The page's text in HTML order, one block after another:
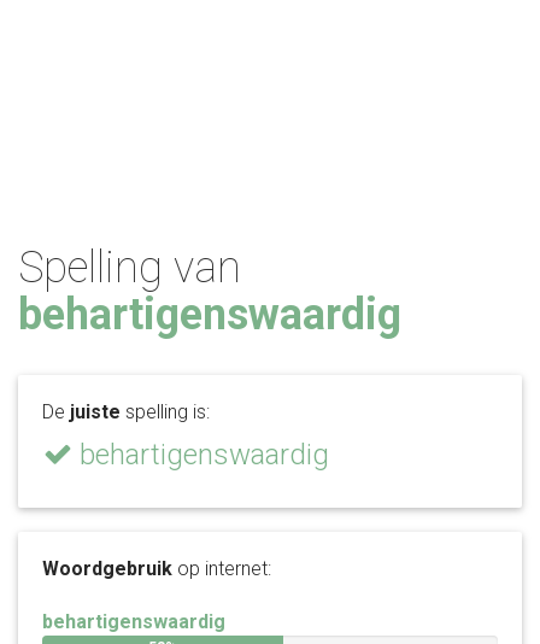
Spelling van
behartigenswaardig
De juiste spelling is:
behartigenswaardig
Woordgebruik op internet:
behartigenswaardig